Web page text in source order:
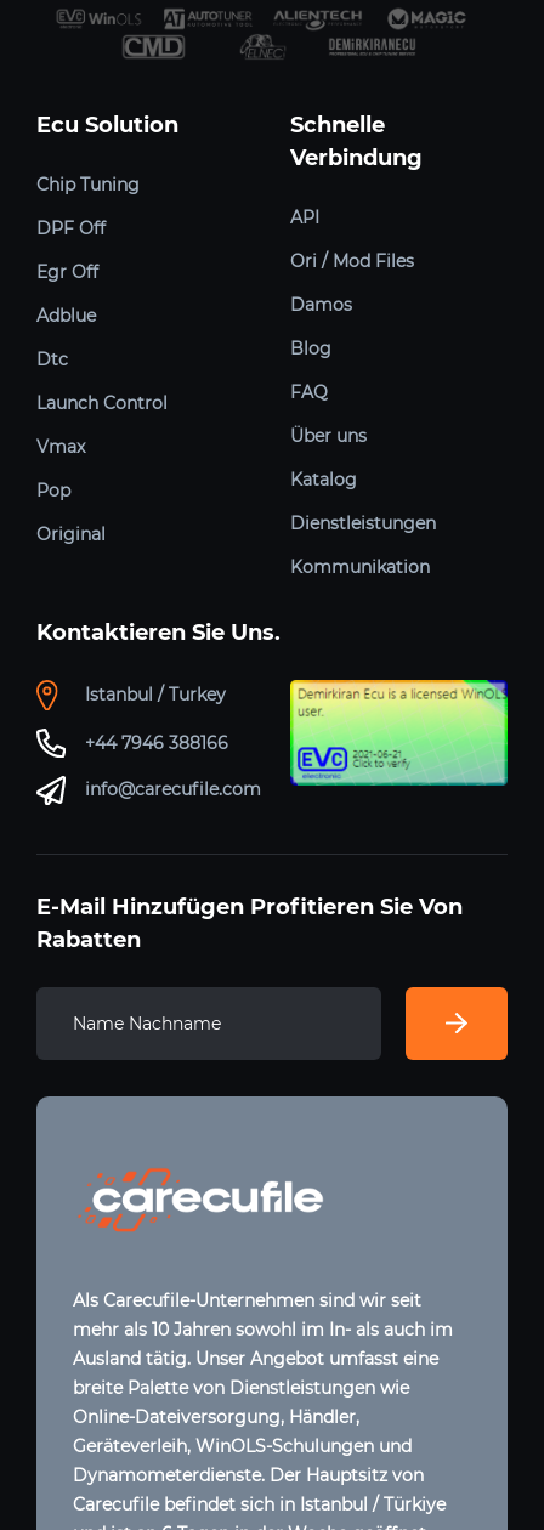
Ecu Solution
Chip Tuning
DPF Off
Egr Off
Adblue
Dtc
Launch Control
Vmax
Pop
Original
Schnelle
Verbindung
API
Ori / Mod Files
Damos
Blog
FAQ
Über uns
Katalog
Dienstleistungen
Kommunikation
Kontaktieren Sie Uns.
Istanbul / Turkey
+44 7946 388166
info@carecufile.com
E-Mail Hinzufügen Profitieren Sie Von
Rabatten
Als Carecufile-Unternehmen sind wir seit
mehr als 10 Jahren sowohl im In- als auch im
Ausland tätig. Unser Angebot umfasst eine
breite Palette von Dienstleistungen wie
Online-Dateiversorgung, Händler,
Geräteverleih, WinOLS-Schulungen und
Dynamometerdienste. Der Hauptsitz von
Carecufile befindet sich in Istanbul / Türkiye